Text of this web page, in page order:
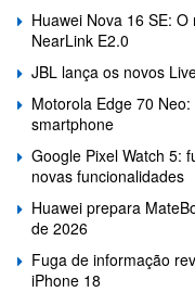
Huawei Nova 16 SE:
NearLink E2.0
JBL lança os novos
Motorola Edge 70
smartphone
Google Pixel Watch 5:
novas funcionalidades
Huawei prepara
de 2026
Fuga de informação
iPhone 18